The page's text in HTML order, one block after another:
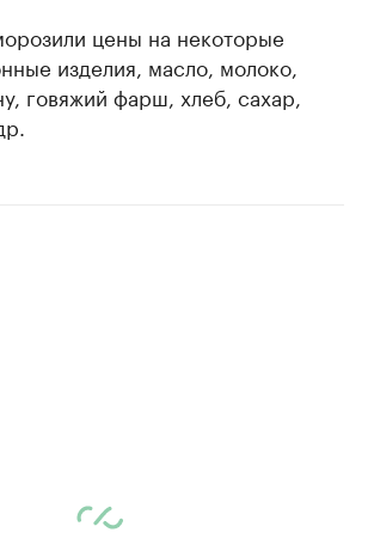
цены на некоторые
изделия, масло, молоко,
говяжий фарш, хлеб, сахар,